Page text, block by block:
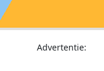
Advertentie: